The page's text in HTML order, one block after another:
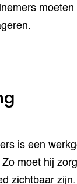
is een
moet hij
zichtbaar